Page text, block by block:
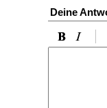
Deine